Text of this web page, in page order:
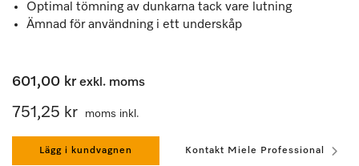
Optimal tömning av dunkarna tack vare lutning
Ämnad för användning i ett underskåp
601,00 krexkl. moms
751,25 kr moms inkl.
Lägg i kundvagnen Kontakt Miele Professional